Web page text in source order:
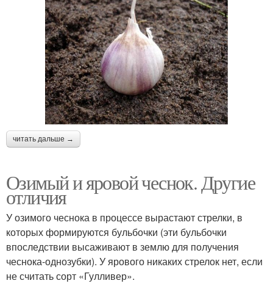
читать дальше →
Озимый и яровой чеснок. Другие
отличия
У озимого чеснока в процессе вырастают стрелки, в
которых формируются бульбочки (эти бульбочки
впоследствии высаживают в землю для получения
чеснока-однозубки). У ярового никаких стрелок нет, если
не считать сорт «Гулливер».